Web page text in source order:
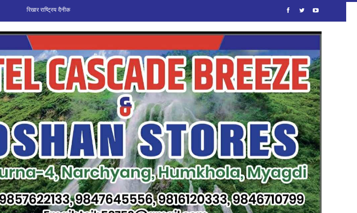
रिखार राष्ट्रिय दैनीक